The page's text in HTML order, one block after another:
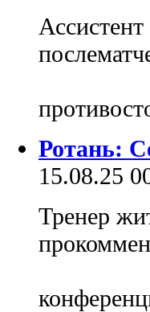
Ротань:
15.08.25
Тренер